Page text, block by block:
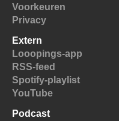
Voorkeuren
Privacy
Extern
Looopings-app
RSS-feed
Spotify-playlist
YouTube
Podcast